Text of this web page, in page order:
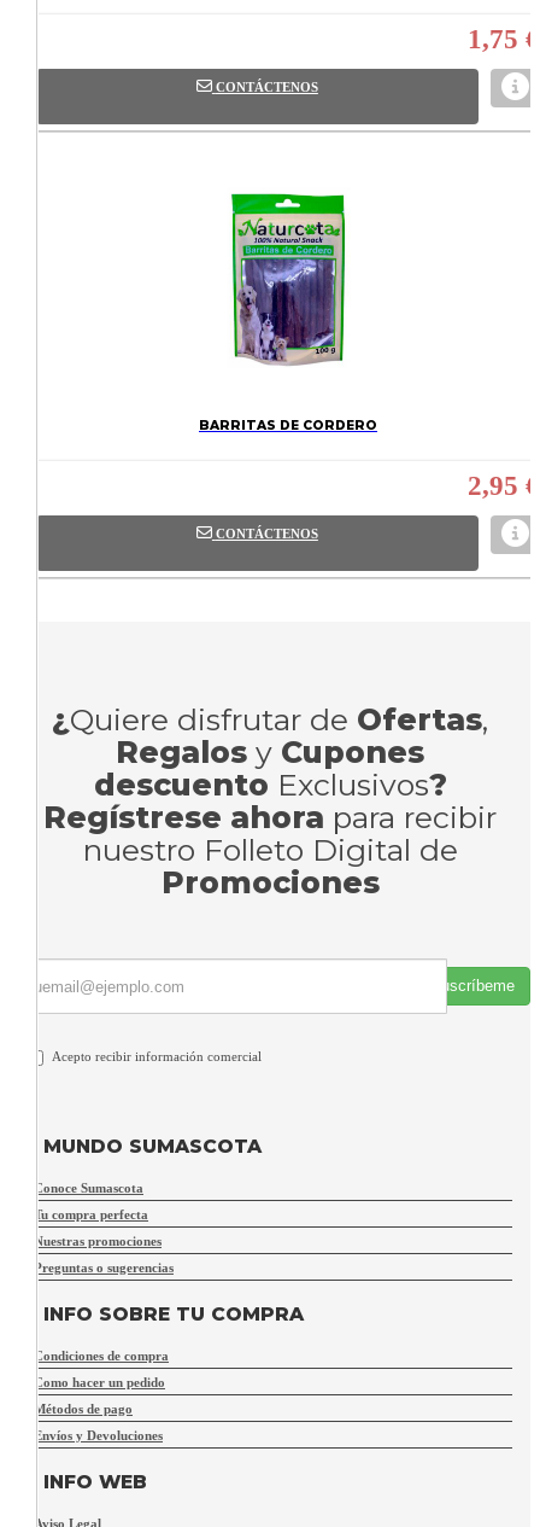
1,75 €
CONTÁCTENOS
BARRITAS DE CORDERO
2,95 €
CONTÁCTENOS
¿Quiere disfrutar de Ofertas,
Regalos y Cupones
descuento Exclusivos?
Regístrese ahora para recibir
nuestro Folleto Digital de
Promociones
Suscríbeme
Acepto recibir información comercial
MUNDO SUMASCOTA
Conoce Sumascota
Tu compra perfecta
Nuestras promociones
Preguntas o sugerencias
INFO SOBRE TU COMPRA
Condiciones de compra
Como hacer un pedido
Métodos de pago
Envíos y Devoluciones
INFO WEB
Aviso Legal